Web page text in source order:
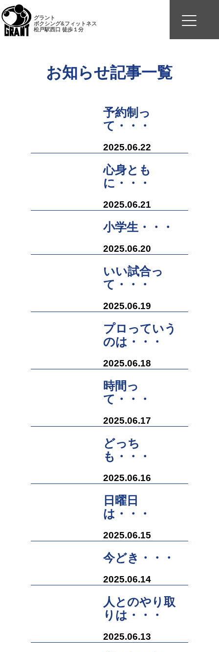
グラント
ボクシング&フィットネス
松戸駅西口 徒歩１分
お知らせ記事一覧
予約制っ
て・・・
2025.06.22
心身とも
に・・・
2025.06.21
小学生・・・
2025.06.20
いい試合っ
て・・・
2025.06.19
プロっていう
のは・・・
2025.06.18
時間っ
て・・・
2025.06.17
どっち
も・・・
2025.06.16
日曜日
は・・・
2025.06.15
今どき・・・
2025.06.14
人とのやり取
りは・・・
2025.06.13